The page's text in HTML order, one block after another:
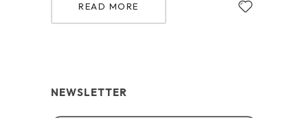
READ MORE
NEWSLETTER